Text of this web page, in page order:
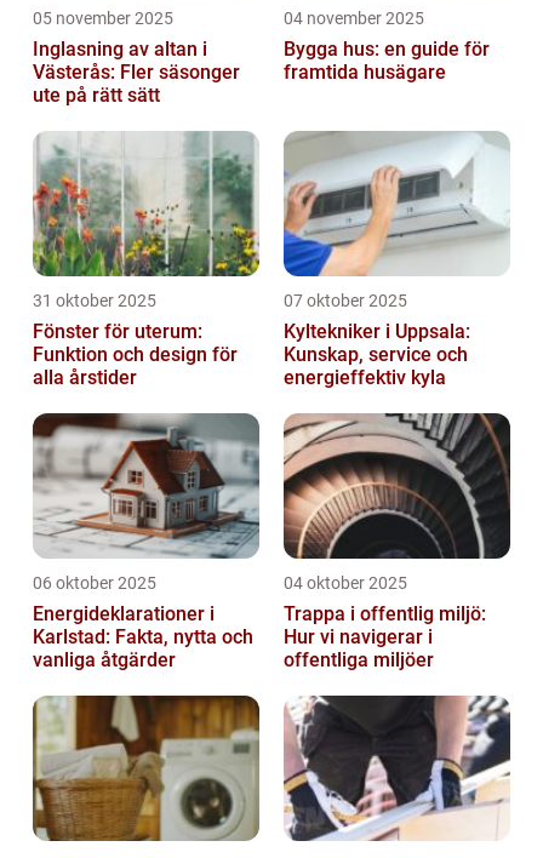
05 november 2025
Inglasning av altan i
Västerås: Fler säsonger
ute på rätt sätt
04 november 2025
Bygga hus: en guide för
framtida husägare
31 oktober 2025
Fönster för uterum:
Funktion och design för
alla årstider
07 oktober 2025
Kyltekniker i Uppsala:
Kunskap, service och
energieffektiv kyla
06 oktober 2025
Energideklarationer i
Karlstad: Fakta, nytta och
vanliga åtgärder
04 oktober 2025
Trappa i offentlig miljö:
Hur vi navigerar i
offentliga miljöer